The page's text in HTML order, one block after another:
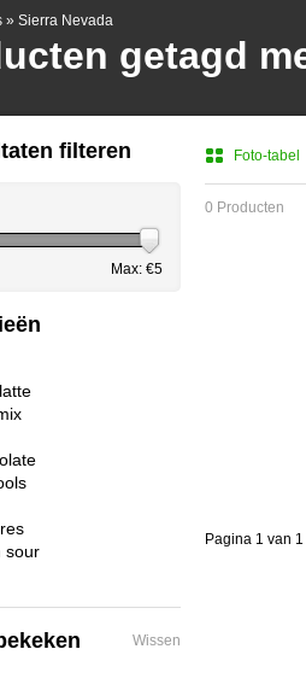
» Sierra Nevada
getagd
Foto-tabel
0 Producten
Pagina 1 van 1
filteren
Max: €5
sour
Wissen